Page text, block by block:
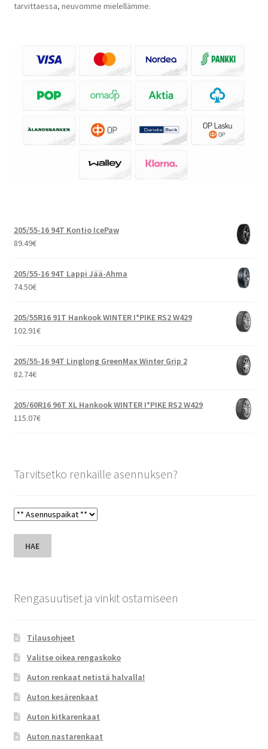
tarvittaessa, neuvomme mielellämme.
205/55-16 94T Kontio IcePaw
89.49€
205/55-16 94T Lappi Jää-Ahma
74.50€
205/55R16 91T Hankook WINTER I*PIKE RS2 W429
102.91€
205/55-16 94T Linglong GreenMax Winter Grip 2
82.74€
205/60R16 96T XL Hankook WINTER I*PIKE RS2 W429
115.07€
Tarvitsetko renkaille asennuksen?
HAE
Rengasuutiset ja vinkit ostamiseen
Tilausohjeet
Valitse oikea rengaskoko
Auton renkaat netistä halvalla!
Auton kesärenkaat
Auton kitkarenkaat
Auton nastarenkaat